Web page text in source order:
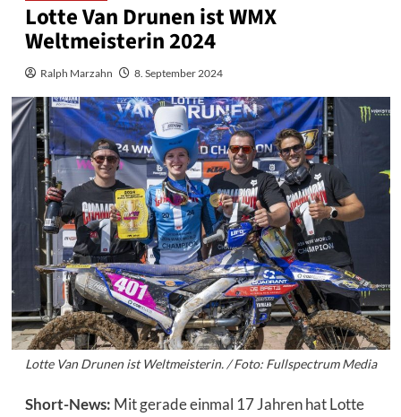
Lotte Van Drunen ist WMX
Weltmeisterin 2024
Ralph Marzahn 8. September 2024
Lotte Van Drunen ist Weltmeisterin. / Foto: Fullspectrum Media
Short-News: Mit gerade einmal 17 Jahren hat Lotte